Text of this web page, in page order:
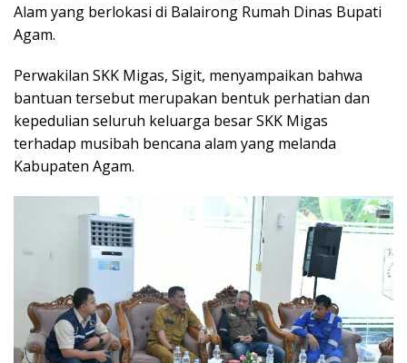
Alam yang berlokasi di Balairong Rumah Dinas Bupati
Agam.
Perwakilan SKK Migas, Sigit, menyampaikan bahwa
bantuan tersebut merupakan bentuk perhatian dan
kepedulian seluruh keluarga besar SKK Migas
terhadap musibah bencana alam yang melanda
Kabupaten Agam.